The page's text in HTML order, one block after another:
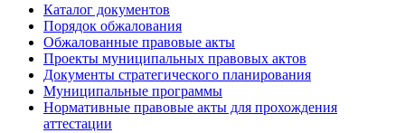
Каталог документов
Порядок обжалования
Обжалованные правовые акты
Проекты муниципальных правовых актов
Документы стратегического планирования
Муниципальные программы
Нормативные правовые акты для прохождения
аттестации